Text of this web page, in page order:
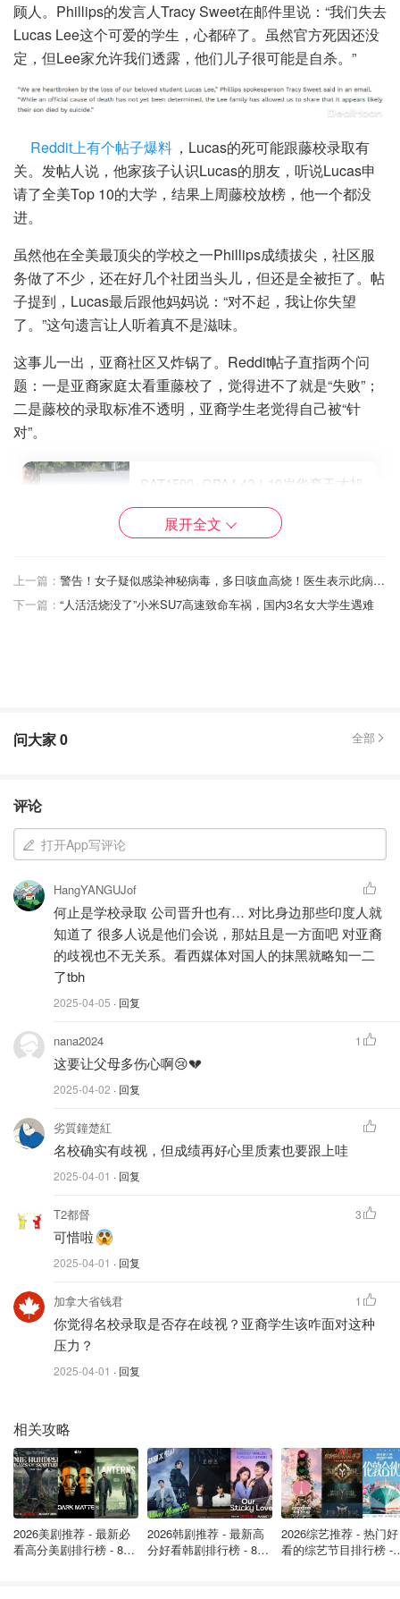
顾人。Phillips的发言人Tracy Sweet在邮件里说：“我们失去
Lucas Lee这个可爱的学生，心都碎了。虽然官方死因还没
定，但Lee家允许我们透露，他们儿子很可能是自杀。”
Reddit上有个帖子爆料 ，Lucas的死可能跟藤校录取有
关。发帖人说，他家孩子认识Lucas的朋友，听说Lucas申
请了全美Top 10的大学，结果上周藤校放榜，他一个都没
进。
虽然他在全美最顶尖的学校之一Phillips成绩拔尖，社区服
务做了不少，还在好几个社团当头儿，但还是全被拒了。帖
子提到，Lucas最后跟他妈妈说：“对不起，我让你失望
了。”这句遗言让人听着真不是滋味。
这事儿一出，亚裔社区又炸锅了。Reddit帖子直指两个问
题：一是亚裔家庭太看重藤校了，觉得进不了就是“失败”；
二是藤校的录取标准不透明，亚裔学生老觉得自己被“针
对”。
SAT1590+GPA4.42！19岁华裔天才却
遭16所大学拒录，父子控诉亚裔招生
歧视
其实，名校的心理压力问题早就不是新闻。2022和2023
这事儿让不少人开始反思：藤校的“光环”是不是压得学生喘
不过气？亚裔学生在这种顶尖学校，成绩再好也老觉得自己
不够好，心理压力大到不行。
这事儿真挺揪心的，Lucas Lee这么优秀的学生，最后却走
上绝路，藤校的录取标准也让人忍不住想骂。
你觉得亚裔学生该咋面对这种压力？快留言聊聊呗！
是momo酱 2024
展开全文
上一篇：
警告！女子疑似感染神秘病毒，多日咳血高烧！医生表示此病暂时无解！
下一篇： “人活活烧没了”小米SU7高速致命车祸，国内3名女大学生遇难
问大家0 全部
评论
打开App写评论
HangYANGUJof
何止是学校录取 公司晋升也有… 对比身边那些印度人就
知道了 很多人说是他们会说，那姑且是一方面吧 对亚裔
的歧视也不无关系。看西媒体对国人的抹黑就略知一二
了tbh
2025-04-05 · 回复
nana2024
这要让父母多伤心啊😢💔
2025-04-02 · 回复
1
劣質鐘楚紅
名校确实有歧视，但成绩再好心里质素也要跟上哇
2025-04-01 · 回复
T2都督
可惜啦
2025-04-01 · 回复
3
加拿大省钱君
你觉得名校录取是否存在歧视？亚裔学生该咋面对这种
压力？
2025-04-01 · 回复
1
相关攻略
2026美剧推荐 - 最新必
看高分美剧排行榜 - 8月
2026韩剧推荐 - 最新高
分好看韩剧排行榜 - 8月
2026综艺推荐 - 热门好
看的综艺节目排行榜 -